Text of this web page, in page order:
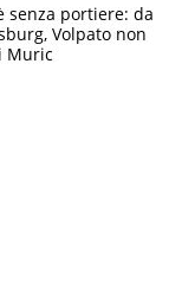
senza portiere: da
Volpato non
Muric